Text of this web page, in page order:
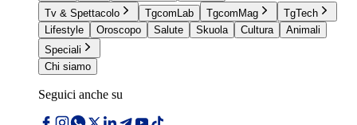
Tv & Spettacolo
TgcomLab TgcomMag
TgTech
Lifestyle
Oroscopo Salute Skuola Cultura
Animali
Speciali
Chi siamo
Seguici anche su